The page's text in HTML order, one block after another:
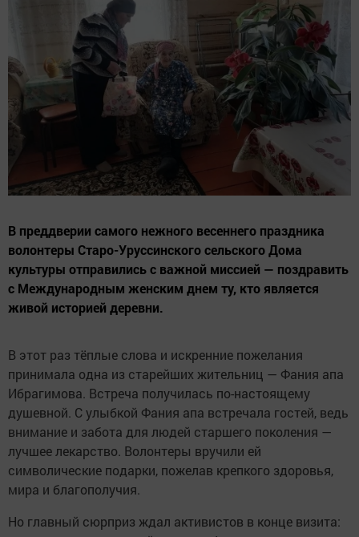
В преддверии самого нежного весеннего праздника
волонтеры Старо-Уруссинского сельского Дома
культуры отправились с важной миссией — поздравить
с Международным женским днем ту, кто является
живой историей деревни.
В этот раз тёплые слова и искренние пожелания
принимала одна из старейших жительниц — Фания апа
Ибрагимова. Встреча получилась по-настоящему
душевной. С улыбкой Фания апа встречала гостей, ведь
внимание и забота для людей старшего поколения —
лучшее лекарство. Волонтеры вручили ей
символические подарки, пожелав крепкого здоровья,
мира и благополучия.
Но главный сюрприз ждал активистов в конце визита: